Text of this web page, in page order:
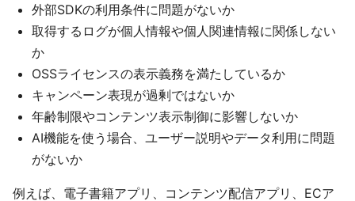
外部SDKの利用条件に問題がないか
取得するログが個人情報や個人関連情報に関係しない
か
OSSライセンスの表示義務を満たしているか
キャンペーン表現が過剰ではないか
年齢制限やコンテンツ表示制御に影響しないか
AI機能を使う場合、ユーザー説明やデータ利用に問題
がないか
例えば、電子書籍アプリ、コンテンツ配信アプリ、ECア